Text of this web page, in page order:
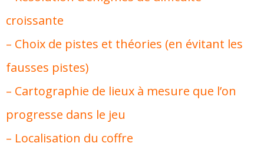
croissante
– Choix de pistes et théories (en évitant les
fausses pistes)
– Cartographie de lieux à mesure que l’on
progresse dans le jeu
– Localisation du coffre